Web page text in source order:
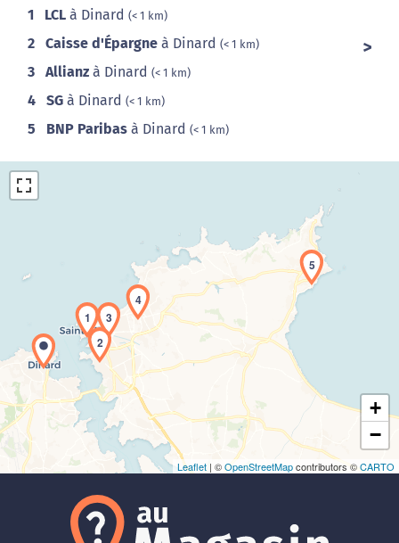
1 LCL à Dinard (< 1 km)
2 Caisse d'Épargne à Dinard (< 1 km)
3 Allianz à Dinard (< 1 km)
4 SG à Dinard (< 1 km)
5 BNP Paribas à Dinard (< 1 km)
Chargement de la carte en cours...
1
2
3
4
5
+
−
Leaflet | ©OpenStreetMapcontributors ©CARTO